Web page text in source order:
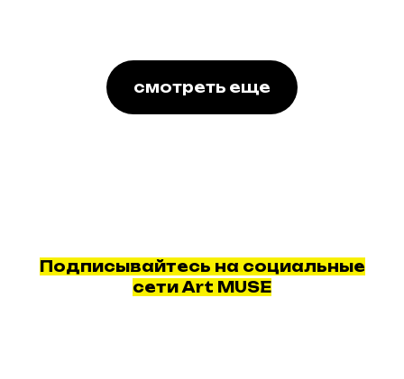
смотреть еще
Подписывайтесь на социальные
сети Art MUSE